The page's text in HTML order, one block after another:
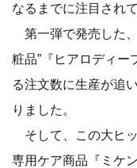
なるまでに注目され
第一弾で発売した
粧品”『ヒアロディー
る注文数に生産が追
りました。
そして、この大ヒ
専用ケア商品『ミケ